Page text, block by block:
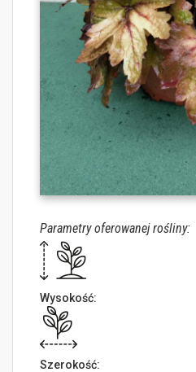
Parametry oferowanej rośliny:
Wysokość:
Szerokość: